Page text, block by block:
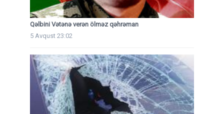
Qəlbini Vətənə verən ölməz qəhrəman
5 Avqust 23:02